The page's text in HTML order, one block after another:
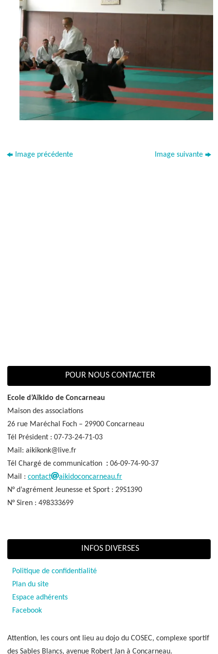
Image précédente Image suivante
POUR NOUS CONTACTER
Ecole d’Aïkido de Concarneau
Maison des associations
26 rue Maréchal Foch – 29900 Concarneau
Tél Président : 07-73-24-71-03
Mail: aikikonk@live.fr
Tél Chargé de communication : 06-09-74-90-37
Mail : contact
aikidoconcarneau.fr
N° d’agrément Jeunesse et Sport : 29S1390
N° Siren : 498333699
INFOS DIVERSES
Politique de confidentialité
Plan du site
Espace adhérents
Facebook
Attention, les cours ont lieu au dojo du COSEC, complexe sportif
des Sables Blancs, avenue Robert Jan à Concarneau.